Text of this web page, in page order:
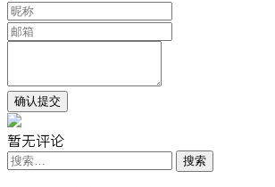
暂无评论
搜
索：